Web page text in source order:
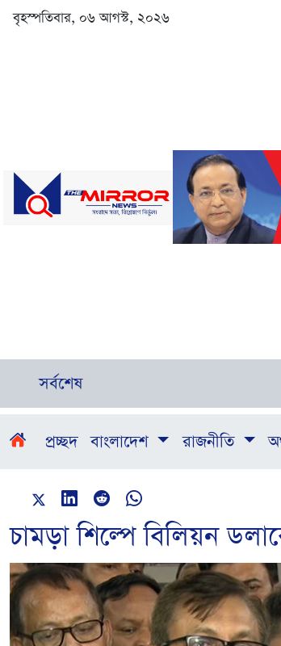
বৃহস্পতিবার, ০৬ আগস্ট, ২০২৬
সর্বশেষ
প্রচ্ছদ বাংলাদেশ রাজনীতি
চামড়া শিল্পে বিলিয়ন